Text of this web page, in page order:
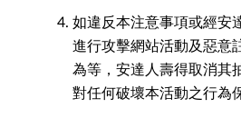
如違反本注意事項或經安
進行攻擊網站活動及惡意
為等，安達人壽得取消其
對任何破壞本活動之行為